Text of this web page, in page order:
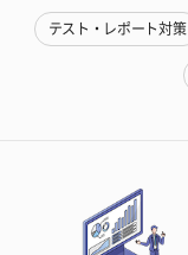
テスト・レポート対策